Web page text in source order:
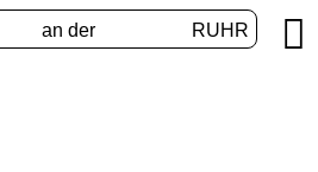
an der RUHR 